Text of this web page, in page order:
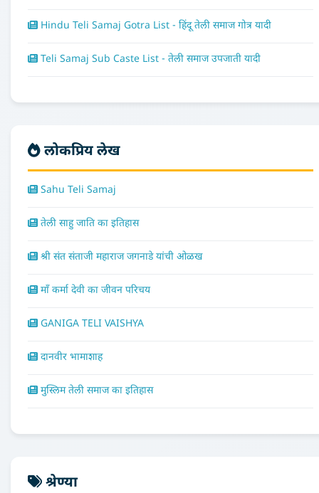
Hindu Teli Samaj Gotra List - हिंदू तेली समाज गोत्र यादी
Teli Samaj Sub Caste List - तेली समाज उपजाती यादी
लोकप्रिय लेख
Sahu Teli Samaj
तेली साहु जाति का इतिहास
श्री संत संताजी महाराज जगनाडे यांची ओळख
माँ कर्मा देवी का जीवन परिचय
GANIGA TELI VAISHYA
दानवीर भामाशाह
मुस्लिम तेली समाज का इतिहास
श्रेण्या